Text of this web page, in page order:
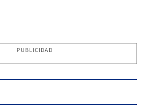
PUBLICIDAD